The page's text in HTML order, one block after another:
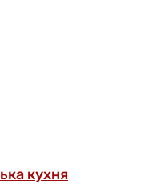
кухня